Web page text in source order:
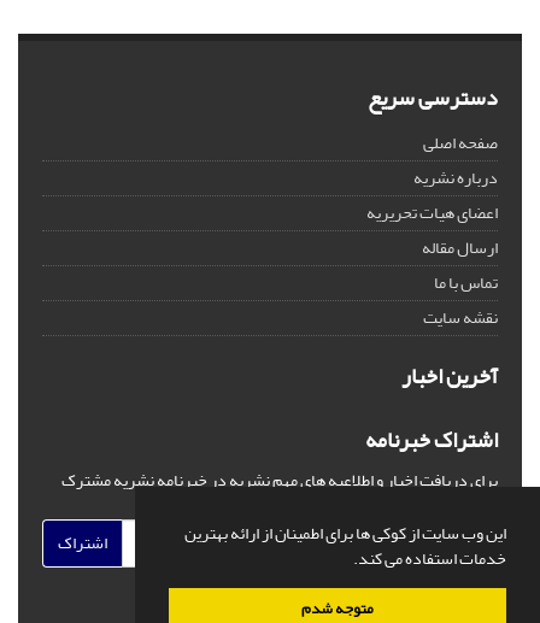
این وب سایت از کوکی ها برای اطمینان از ارائه بهترین
خدمات استفاده می کند.
متوجه شدم
دسترسی سریع
صفحه اصلی
درباره نشریه
اعضای هیات تحریریه
ارسال مقاله
تماس با ما
نقشه سایت
آخرین اخبار
اشتراک خبرنامه
برای دریافت اخبار و اطلاعیه های مهم نشریه در خبرنامه نشریه مشترک
اشتراک